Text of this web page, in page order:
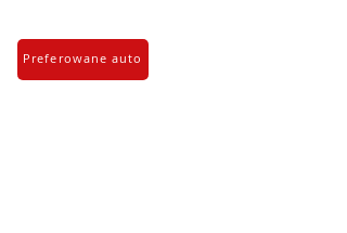
Preferowane auto